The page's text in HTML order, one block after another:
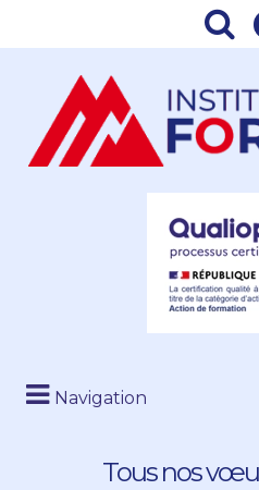
Navigation
Tous nos